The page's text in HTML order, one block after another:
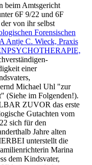
beim Amtsgericht
6F 9/22 und 6F
von ihr selbst
Forensischen
Antje C. Wieck, Praxis
einer
Michael Uhl "zur
(Siehe im Folgenden!).
ZUVOR das erste
Gutachten vom
sich für den
Jahre alten
unterstellt die
Marina
dem Kindsvater,